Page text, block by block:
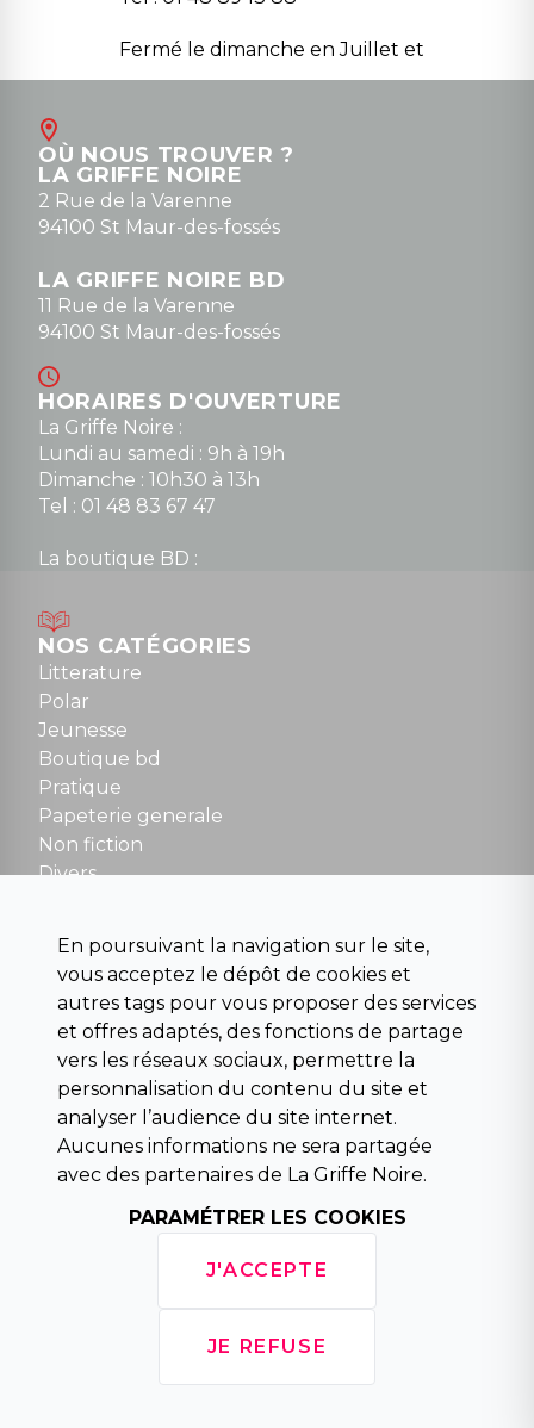
Fermé le dimanche en Juillet et
Août
contact@la-griffe-noire.com
0148836747
OÙ NOUS TROUVER ?
LA GRIFFE NOIRE
2 Rue de la Varenne
94100 St Maur-des-fossés
LA GRIFFE NOIRE BD
11 Rue de la Varenne
94100 St Maur-des-fossés
HORAIRES D'OUVERTURE
La Griffe Noire :
Lundi au samedi : 9h à 19h
Dimanche : 10h30 à 13h
Tel : 01 48 83 67 47
La boutique BD :
Mardi au samedi : 10h à 13h / 14h à 19h
Dimanche : 10h30 à 12h30
Tel : 01 48 89 13 88
Fermé le dimanche en Juillet et Août
NOUS CONTACTER
contact@la-griffe-noire.com
NOS CATÉGORIES
Litterature
Polar
Jeunesse
Boutique bd
Pratique
Papeterie generale
Non fiction
Divers
Para scolaire
Histoire
Pochoteque
Pleiade
INFORMATIONS
Droit de rétractation
Conditions générales de vente
Mentions légales
Horaires d'ouverture
En poursuivant la navigation sur le site,
vous acceptez le dépôt de cookies et
autres tags pour vous proposer des services
et offres adaptés, des fonctions de partage
vers les réseaux sociaux, permettre la
personnalisation du contenu du site et
analyser l’audience du site internet.
Aucunes informations ne sera partagée
avec des partenaires de La Griffe Noire.
PARAMÉTRER LES COOKIES
J'ACCEPTE
JE REFUSE